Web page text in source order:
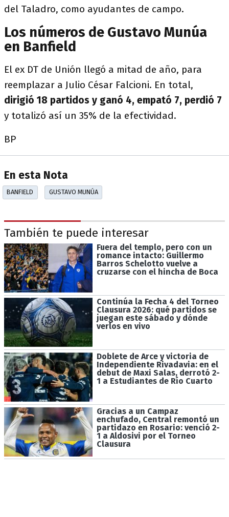
del Taladro, como ayudantes de campo.
Los números de Gustavo Munúa
en Banfield
El ex DT de Unión llegó a mitad de año, para
reemplazar a Julio César Falcioni. En total,
dirigió 18 partidos y ganó 4, empató 7, perdió 7
y totalizó así un 35% de la efectividad.
BP
En esta Nota
BANFIELD GUSTAVO MUNÚA
También te puede interesar
Fuera del templo, pero con un
romance intacto: Guillermo
Barros Schelotto vuelve a
cruzarse con el hincha de Boca
Continúa la Fecha 4 del Torneo
Clausura 2026: qué partidos se
juegan este sábado y dónde
verlos en vivo
Doblete de Arce y victoria de
Independiente Rivadavia: en el
debut de Maxi Salas, derrotó 2-
1 a Estudiantes de Río Cuarto
Gracias a un Campaz
enchufado, Central remontó un
partidazo en Rosario: venció 2-
1 a Aldosivi por el Torneo
Clausura